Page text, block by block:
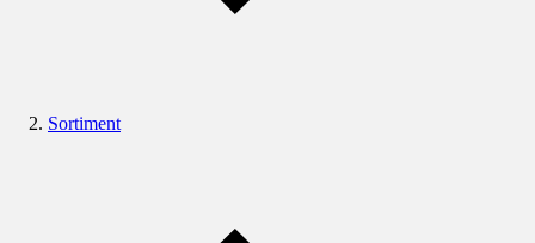
Sortiment